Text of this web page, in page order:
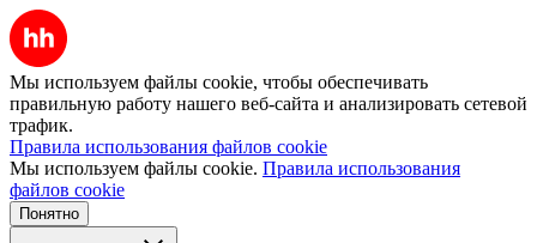
Мы используем файлы cookie, чтобы обеспечивать
правильную работу нашего веб-сайта и анализировать сетевой
трафик.
Правила использования файлов cookie
Мы используем файлы cookie. Правила использования
файлов cookie
Понятно